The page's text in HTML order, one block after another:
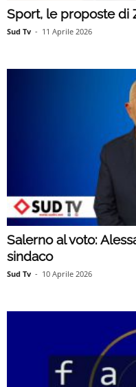
Sport, le proposte di
Sud Tv - 11 Aprile 2026
Salerno al voto:
sindaco
Sud Tv - 10 Aprile 2026